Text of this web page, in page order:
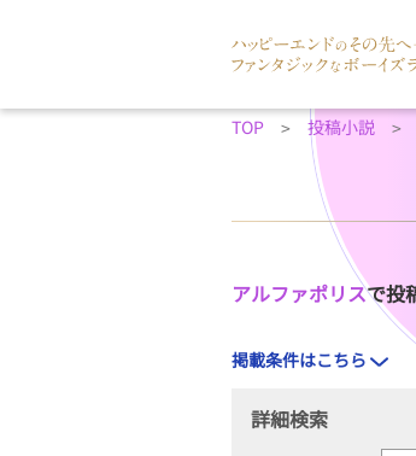
TOP 投稿小説
アルファポリスで投
掲載条件はこちら
詳細検索